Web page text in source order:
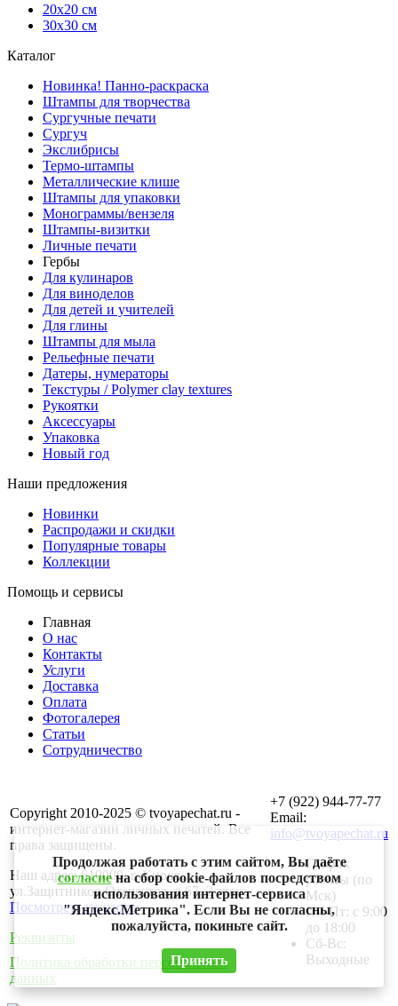
20x20 см
30х30 см
Каталог
Новинка! Панно-раскраска
Штампы для творчества
Сургучные печати
Сургуч
Экслибрисы
Термо-штампы
Металлические клише
Штампы для упаковки
Монограммы/вензеля
Штампы-визитки
Личные печати
Гербы
Для кулинаров
Для виноделов
Для детей и учителей
Для глины
Штампы для мыла
Рельефные печати
Датеры, нумераторы
Текстуры / Polymer clay textures
Рукоятки
Аксессуары
Упаковка
Новый год
Наши предложения
Новинки
Распродажи и скидки
Популярные товары
Коллекции
Помощь и сервисы
Главная
О нас
Контакты
Услуги
Доставка
Оплата
Фотогалерея
Статьи
Сотрудничество
Copyright 2010-2025 © tvoyapechat.ru -
интернет-магазин личных печатей. Все
права защищены.
Наш адрес: 610000, г. Киров,
ул.Защитников Отечества. д.67, 2 этаж.
Посмотреть на карте
Реквизиты
Политика обработки персональных
данных
+7 (922) 944-77-77
Email:
info@tvoyapechat.ru
График
работы (по
Мск)
Пн-Пт: с 9:00
до 18:00
Сб-Вс:
Выходные
Продолжая работать с этим сайтом, Вы даёте
согласиена сбор cookie-файлов посредством
использования интернет-сервиса
"Яндекс.Метрика". Если Вы не согласны,
пожалуйста, покиньте сайт.
Принять